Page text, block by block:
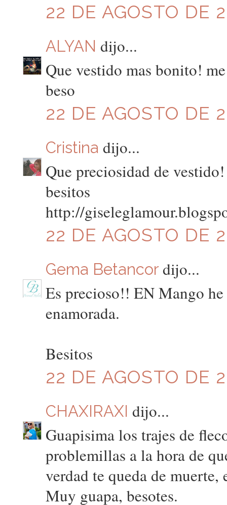
22 DE AGOSTO DE
ALYAN dijo...
Que vestido mas bonito!
beso
22 DE AGOSTO DE
Cristina dijo...
Que preciosidad de vestido!
besitos
http://
22 DE AGOSTO DE
Gema Betancor dijo...
Es precioso!! EN Mango
enamorada.
Besitos
22 DE AGOSTO DE
CHAXIRAXI dijo...
Guapisima los trajes de
problemillas a la hora de
verdad te queda de
Muy guapa, besotes.